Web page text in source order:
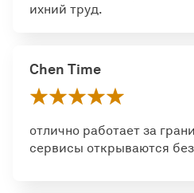
ихний труд.
Chen Time
отлично работает за
сервисы открываются